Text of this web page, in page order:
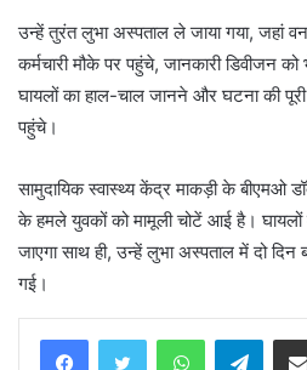
उन्हें तुरंत लुभा अस्पताल ले जाया गया, जहां
कर्मचारी मौके पर पहुंचे, जानकारी डिवीजन
घायलों का हाल-चाल जानने और घटना की
पहुंचे।
सामुदायिक स्वास्थ्य केंद्र माकड़ी के बीएमओ
के हमले युवकों को मामूली चोटें आई है। घायलों
जाएगा साथ ही, उन्हें लुभा अस्पताल में दो दिन
गई।
WhatsApp